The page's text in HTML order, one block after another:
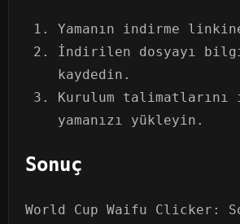
Yamanın indirme
İndirilen dosyayı
kaydedin.
Kurulum talimatlarını
yamanızı yükleyin.
Sonuç
World Cup Waifu Clicker: